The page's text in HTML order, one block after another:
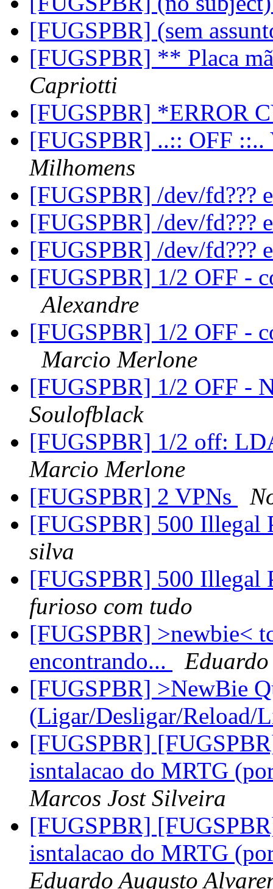
[FUGSPBR] (sem
[FUGSPBR] ** Placa
Capriotti
[FUGSPBR] *ERROR
[FUGSPBR] ..:: OFF
Milhomens
[FUGSPBR] /dev/fd???
[FUGSPBR] /dev/fd???
[FUGSPBR] /dev/fd???
[FUGSPBR] 1/2 OFF -
Alexandre
[FUGSPBR] 1/2 OFF -
Marcio Merlone
[FUGSPBR] 1/2 OFF -
Soulofblack
[FUGSPBR] 1/2 off:
Marcio Merlone
[FUGSPBR] 2 VPNs
[FUGSPBR] 500 Illegal
silva
[FUGSPBR] 500 Illegal
furioso com tudo
[FUGSPBR] >newbie<
encontrando...
[FUGSPBR] >NewBie
(Ligar/Desligar/Reload/
[FUGSPBR]
isntalacao do MRTG
Marcos Jost Silveira
[FUGSPBR]
isntalacao do MRTG
Eduardo Augusto